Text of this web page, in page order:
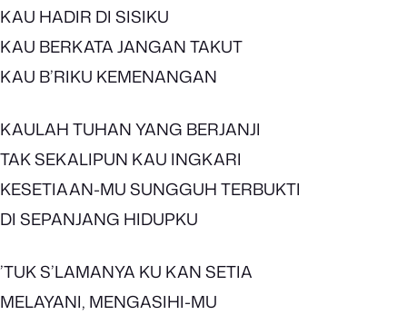
KAU HADIR DI SISIKU
KAU BERKATA JANGAN TAKUT
KAU B’RIKU KEMENANGAN
KAULAH TUHAN YANG BERJANJI
TAK SEKALIPUN KAU INGKARI
KESETIAAN-MU SUNGGUH TERBUKTI
DI SEPANJANG HIDUPKU
’TUK S’LAMANYA KU KAN SETIA
MELAYANI, MENGASIHI-MU